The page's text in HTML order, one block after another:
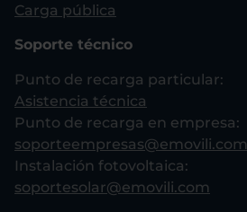
Carga pública
Soporte técnico
Punto de recarga particular:
Asistencia técnica
Punto de recarga en empresa:
soporteempresas@emovili.com
Instalación fotovoltaica:
soportesolar@emovili.com